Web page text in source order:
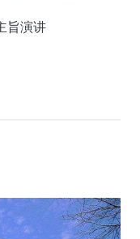
旨演讲